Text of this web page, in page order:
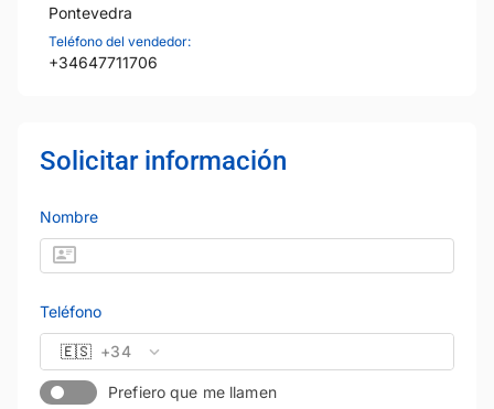
Pontevedra
Teléfono del vendedor:
+34647711706
Solicitar información
Nombre
Teléfono
🇪🇸 +34
Prefiero que me llamen